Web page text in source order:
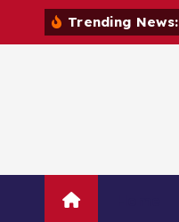
Trending News: